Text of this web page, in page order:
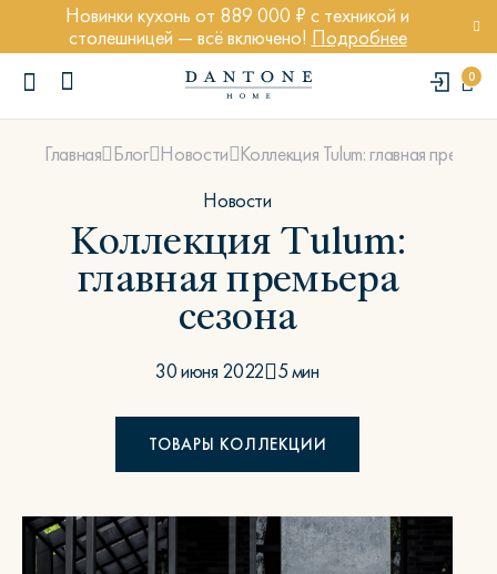
Новинки кухонь от 889 000 ₽ с техникой и
столешницей — всё включено! Подробнее
0
ПОПУЛЯРНЫЕ ЗАПРОСЫ
Стул Престон
Главная Блог Новости Коллекция Tulum: главная
Новости
Коллекция Tulum:
главная премьера
сезона
30 июня 2022 5 мин
ТОВАРЫ КОЛЛЕКЦИИ